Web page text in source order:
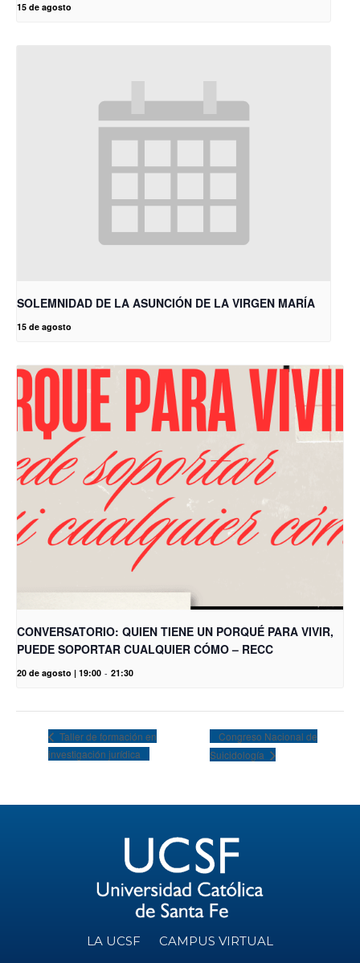
15 de agosto
SOLEMNIDAD DE LA ASUNCIÓN DE LA VIRGEN MARÍA
15 de agosto
CONVERSATORIO: QUIEN TIENE UN PORQUÉ PARA VIVIR,
PUEDE SOPORTAR CUALQUIER CÓMO – RECC
20 de agosto | 19:00 - 21:30
Taller de formación en
investigación jurídica
Congreso Nacional de
Suicidología
LA UCSF CAMPUS VIRTUAL